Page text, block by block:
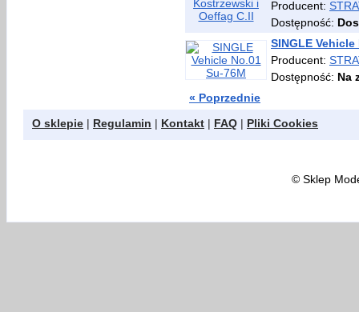
Producent:
Dostępność:
SINGLE Vehicle
Producent:
Dostępność: Na
« Poprzednie
O sklepie | Regulamin | Kontakt | FAQ | Pliki Cookies
©Sklep